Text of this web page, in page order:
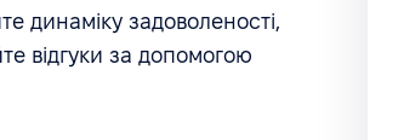
динаміку задоволеності,
відгуки за допомогою